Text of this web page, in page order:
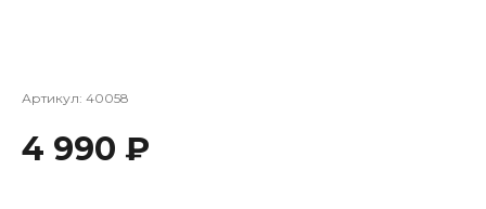
Артикул: 40058
4 990 ₽